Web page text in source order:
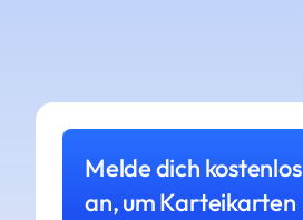
Melde dich kostenlos
an, um Karteikarten